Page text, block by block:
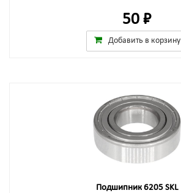
50 ₽
Добавить в корзину
Подшипник 6205 SKL